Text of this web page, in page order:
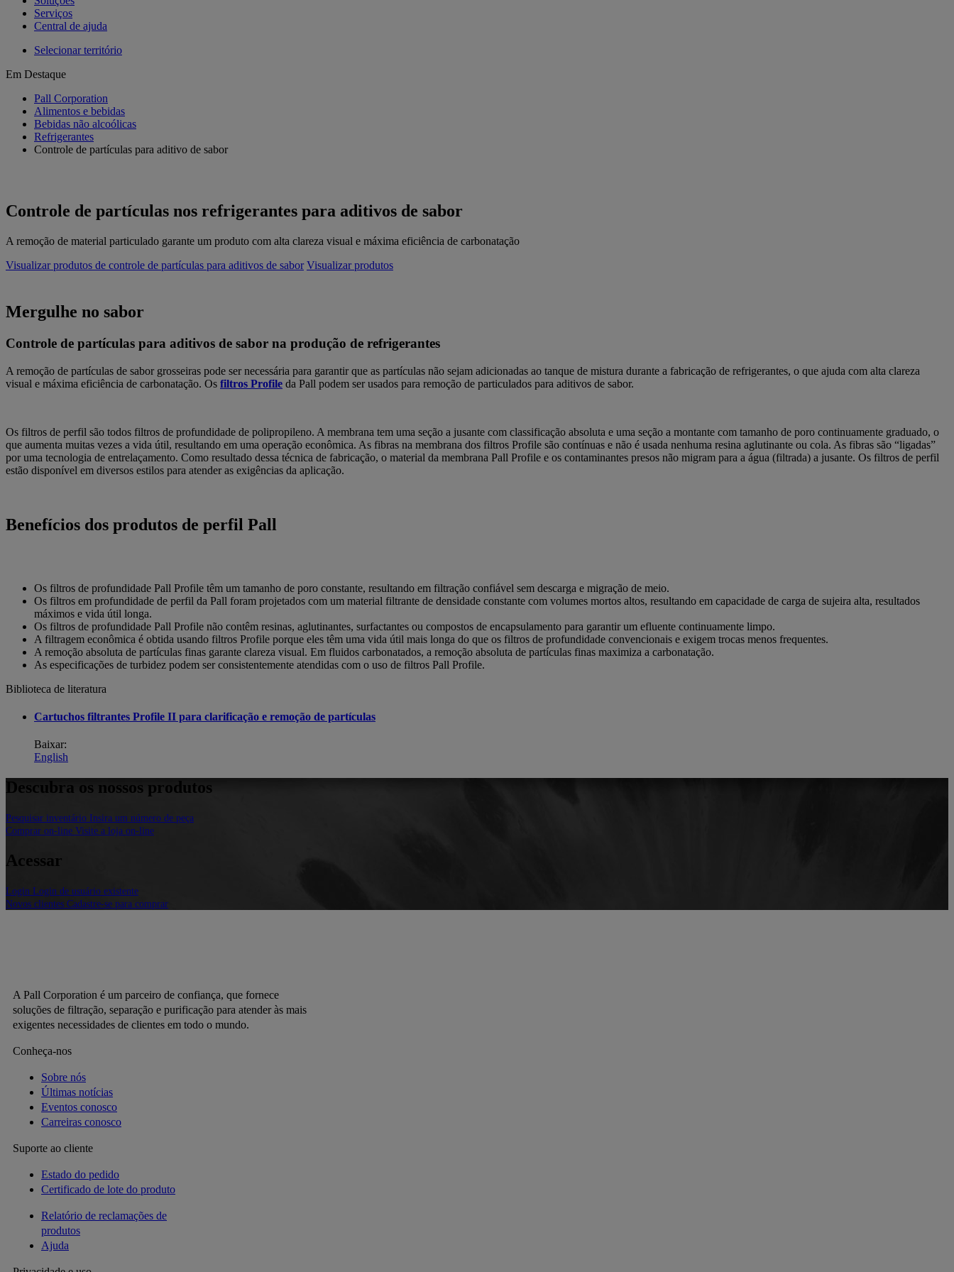
Serviços
Central de ajuda
Selecionar território
Em Destaque
Pall Corporation
Alimentos e bebidas
Bebidas não alcoólicas
Refrigerantes
Controle de partículas para aditivo de sabor
Controle de partículas nos refrigerantes para aditivos de sabor
A remoção de material particulado garante um produto com alta clareza visual e máxima eficiência de carbonatação
Visualizar produtos de controle de partículas para aditivos de sabor Visualizar produtos
Mergulhe no sabor
Controle de partículas para aditivos de sabor na produção de refrigerantes
A remoção de partículas de sabor grosseiras pode ser necessária para garantir que as partículas não sejam adicionadas ao tanque de mistura durante a fabricação de refrigerantes, o que ajuda com alta clareza
visual e máxima eficiência de carbonatação. Os filtros Profile da Pall podem ser usados para remoção de particulados para aditivos de sabor.
Os filtros de perfil são todos filtros de profundidade de polipropileno. A membrana tem uma seção a jusante com classificação absoluta e uma seção a montante com tamanho de poro continuamente graduado, o
que aumenta muitas vezes a vida útil, resultando em uma operação econômica. As fibras na membrana dos filtros Profile são contínuas e não é usada nenhuma resina aglutinante ou cola. As fibras são “ligadas”
por uma tecnologia de entrelaçamento. Como resultado dessa técnica de fabricação, o material da membrana Pall Profile e os contaminantes presos não migram para a água (filtrada) a jusante. Os filtros de perfil
estão disponível em diversos estilos para atender as exigências da aplicação.
Benefícios dos produtos de perfil Pall
Os filtros de profundidade Pall Profile têm um tamanho de poro constante, resultando em filtração confiável sem descarga e migração de meio.
Os filtros em profundidade de perfil da Pall foram projetados com um material filtrante de densidade constante com volumes mortos altos, resultando em capacidade de carga de sujeira alta, resultados
máximos e vida útil longa.
Os filtros de profundidade Pall Profile não contêm resinas, aglutinantes, surfactantes ou compostos de encapsulamento para garantir um efluente continuamente limpo.
A filtragem econômica é obtida usando filtros Profile porque eles têm uma vida útil mais longa do que os filtros de profundidade convencionais e exigem trocas menos frequentes.
A remoção absoluta de partículas finas garante clareza visual. Em fluidos carbonatados, a remoção absoluta de partículas finas maximiza a carbonatação.
As especificações de turbidez podem ser consistentemente atendidas com o uso de filtros Pall Profile.
Biblioteca de literatura
Cartuchos filtrantes Profile II para clarificação e remoção de partículas
Baixar:
English
Descubra os nossos produtos
Pesquisar inventário Insira um número de peça
Comprar on-line Visite a loja on-line
Acessar
Login Login de usuário existente
Novos clientes Cadastre-se para comprar
A Pall Corporation é um parceiro de confiança, que fornece
soluções de filtração, separação e purificação para atender às mais
exigentes necessidades de clientes em todo o mundo.
Conheça-nos
Sobre nós
Últimas notícias
Eventos conosco
Carreiras conosco
Suporte ao cliente
Estado do pedido
Certificado de lote do produto
Relatório de reclamações de
produtos
Ajuda